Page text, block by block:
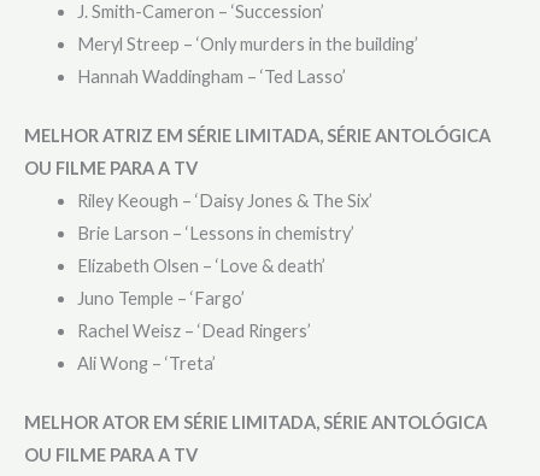
J. Smith-Cameron – ‘Succession’
Meryl Streep – ‘Only murders in the building’
Hannah Waddingham – ‘Ted Lasso’
MELHOR ATRIZ EM SÉRIE LIMITADA, SÉRIE ANTOLÓGICA
OU FILME PARA A TV
Riley Keough – ‘Daisy Jones & The Six’
Brie Larson – ‘Lessons in chemistry’
Elizabeth Olsen – ‘Love & death’
Juno Temple – ‘Fargo’
Rachel Weisz – ‘Dead Ringers’
Ali Wong – ‘Treta’
MELHOR ATOR EM SÉRIE LIMITADA, SÉRIE ANTOLÓGICA
OU FILME PARA A TV